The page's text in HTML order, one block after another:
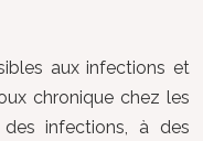
aux infections et
chronique chez les
infections, à des